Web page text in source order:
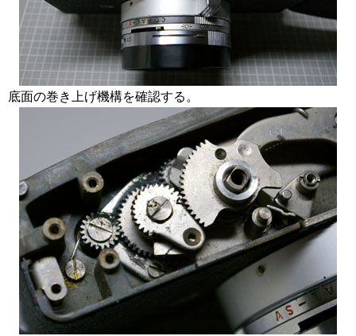
底面の巻き上げ機構を確認する。